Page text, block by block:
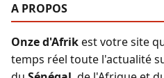
A PROPOS
Onze d'Afrikest votre site
temps réel toute l'actualité